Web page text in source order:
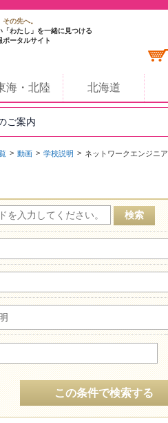
の先へ。
「わたし」を一緒に見つける
ポータルサイト
海・北陸 北海道
ご案内
動画 学校説明 ネットワークエンジニア
この条件で検索する